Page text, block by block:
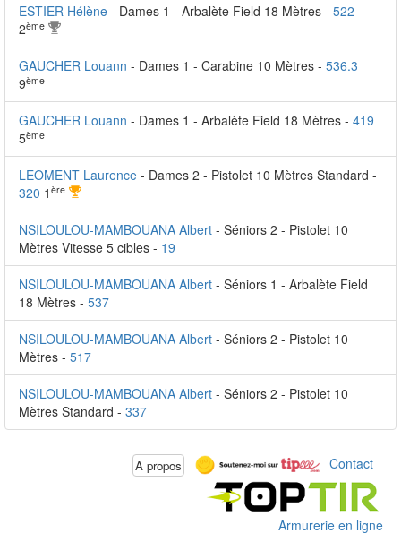
ESTIER Hélène - Dames 1 - Arbalète Field 18 Mètres - 522
2ème
GAUCHER Louann - Dames 1 - Carabine 10 Mètres - 536.3
9ème
GAUCHER Louann - Dames 1 - Arbalète Field 18 Mètres - 419
5ème
LEOMENT Laurence - Dames 2 - Pistolet 10 Mètres Standard -
320 1 ère
NSILOULOU-MAMBOUANA Albert - Séniors 2 - Pistolet 10
Mètres Vitesse 5 cibles - 19
NSILOULOU-MAMBOUANA Albert - Séniors 1 - Arbalète Field
18 Mètres - 537
NSILOULOU-MAMBOUANA Albert - Séniors 2 - Pistolet 10
Mètres - 517
NSILOULOU-MAMBOUANA Albert - Séniors 2 - Pistolet 10
Mètres Standard - 337
A propos Contact
Armurerie en ligne